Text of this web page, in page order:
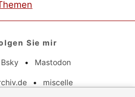
Sie mir
Bsky • Mastodon
• miscelle